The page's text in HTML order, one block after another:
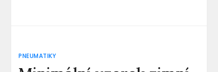
PNEUMATIKY